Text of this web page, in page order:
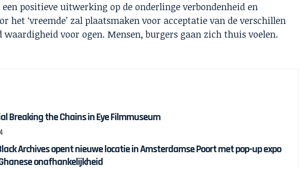
een positieve uitwerking op de onderlinge verbondenheid en
het ‘vreemde’ zal plaatsmaken voor acceptatie van de verschillen
voor ogen. Mensen, burgers gaan zich thuis voelen.
Breaking the Chains in Eye Filmmuseum
Archives opent nieuwe locatie in Amsterdamse Poort met pop-up expo
onafhankelijkheid